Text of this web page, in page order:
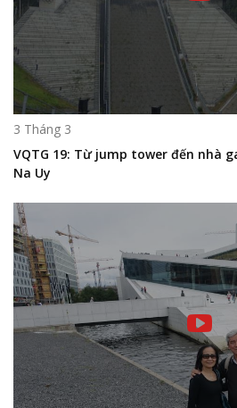
3 Tháng 3
VQTG 19: Từ jump tower đến nhà
Na Uy